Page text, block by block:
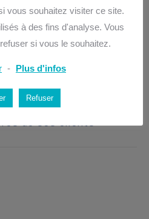
démotivant dans
Next
post:
d’entreprise qui
de ses clients
vous souhaitez visiter ce site.
à des fins d'analyse. Vous
si vous le souhaitez.
- Plus d'infos
Refuser